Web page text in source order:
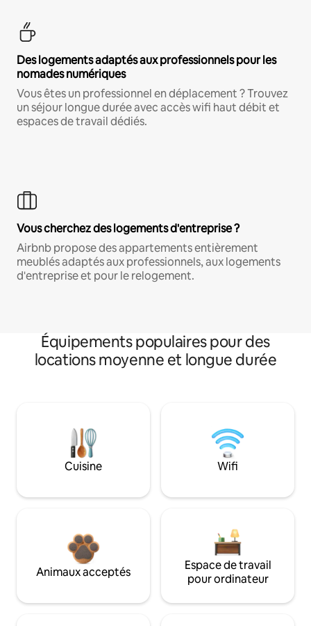
Des logements adaptés aux professionnels pour les
nomades numériques
Vous êtes un professionnel en déplacement ? Trouvez
un séjour longue durée avec accès wifi haut débit et
espaces de travail dédiés.
Vous cherchez des logements d'entreprise ?
Airbnb propose des appartements entièrement
meublés adaptés aux professionnels, aux logements
d'entreprise et pour le relogement.
Équipements populaires pour des
locations moyenne et longue durée
Cuisine Wifi
Animaux acceptés
Espace de travail
pour ordinateur